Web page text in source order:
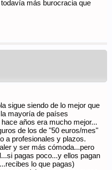
se tipifican como delitos...
más burocracia que
sigue siendo de lo mejor que
mayoría de países
años era mucho mejor...
de los de "50 euros/mes"
a profesionales y plazos.
y ser más cómoda...pero
pagas poco...y ellos pagan
lo que pagas)